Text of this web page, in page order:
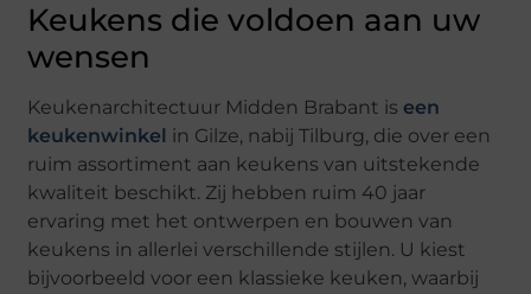
Keukens die voldoen aan uw
wensen
Keukenarchitectuur Midden Brabant iseen
keukenwinkel
in Gilze, nabij Tilburg, die over een
ruim assortiment aan keukens van uitstekende
kwaliteit beschikt. Zij hebben ruim 40 jaar
ervaring met het ontwerpen en bouwen van
keukens in allerlei verschillende stijlen. U kiest
bijvoorbeeld voor een klassieke keuken, waarbij